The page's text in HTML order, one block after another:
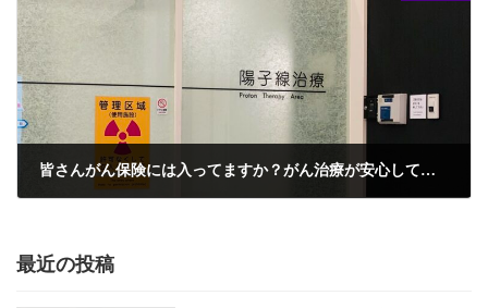
皆さんがん保険には入ってますか？がん治療が安心して受けられるように準備はしておきましょう。
最近の投稿